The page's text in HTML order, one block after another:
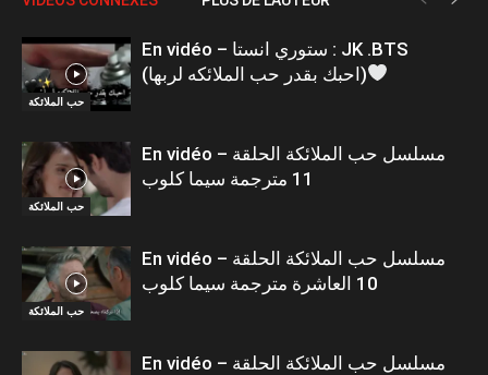
حب الملائكة
En vidéo – ستوري انستا : JK .BTS
(احبك بقدر حب الملائكه لربها)
حب الملائكة
En vidéo – مسلسل حب الملائكة الحلقة
11 مترجمة سيما كلوب
حب الملائكة
En vidéo – مسلسل حب الملائكة الحلقة
10 العاشرة مترجمة سيما كلوب
En vidéo – مسلسل حب الملائكة الحلقة